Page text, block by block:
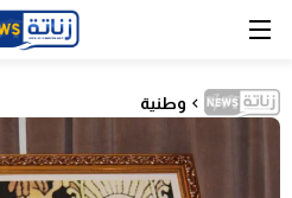
وطنية